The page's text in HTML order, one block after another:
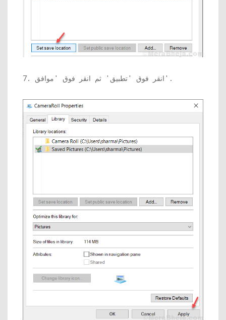
7. انقر فوق 'تطبيق' ثم انقر فوق 'موافق'.